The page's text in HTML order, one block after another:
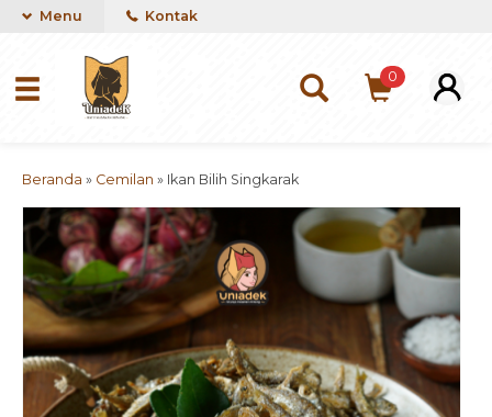
Menu Kontak
0
Beranda » Cemilan » Ikan Bilih Singkarak